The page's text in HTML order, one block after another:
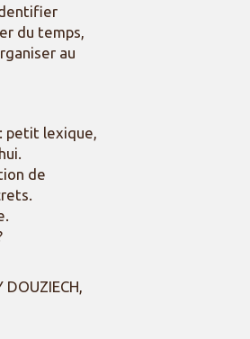
du temps,
au
petit lexique,
de